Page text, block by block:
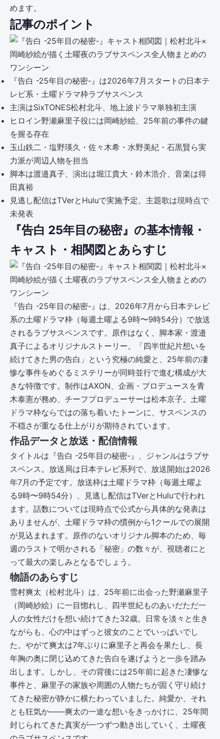
めます。
記事のポイント
『告白 -25年目の秘密-』は2026年7月スタートの日本テ
レビ系・土曜ドラマ枠ラブサスペンス
主演はSixTONES松村北斗、地上波ドラマ単独初主演
ヒロイン野瀬麻里子役には岡崎紗絵、25年前の事件の鍵
を握る存在
玉山鉄二・塩野瑛久・佐々木希・水野美紀・石黒賢ら実
力派が周辺人物を担当
脚本は渡邉真子、演出は堀江貴大・鈴木浩介、音楽は得
田真裕
見逃し配信はTVerとHuluで実施予定、主題歌は現時点で
未発表
『告白 25年目の秘密』の基本情報・
キャスト・相関図とあらすじ
『告白 -25年目の秘密-』は、2026年7月から日本テレビ
系の土曜ドラマ枠（毎週土曜よる9時〜9時54分）で放送
されるラブサスペンスです。原作はなく、脚本家・渡邉
真子によるオリジナルストーリー。「四半世紀片想いを
続けてきた男の告白」という究極の純愛と、25年前の凄
惨な事件をめぐるミステリーが同時並行で進む構成が大
きな特徴です。制作はAXON、企画・プロデュースを青
木泰憲が務め、チーフプロデューサーは松本京子。土曜
ドラマ枠ならではの落ち着いたトーンに、サスペンスの
不穏さが重なる仕上がりが期待されています。
作品データと放送・配信情報
タイトルは『告白 -25年目の秘密-』、ジャンルはラブサ
スペンス。放送局は日本テレビ系列で、放送開始は2026
年7月の予定です。放送枠は土曜ドラマ枠（毎週土曜よ
る9時〜9時54分）、見逃し配信はTVerとHuluで行われ
ます。話数については現時点で公式から具体的な発表は
ありませんが、土曜ドラマ枠の慣例から1クールでの展開
が見込まれます。原作のないオリジナル脚本のため、毎
週のラストで明かされる「秘密」の数々が、視聴者にと
って最大の楽しみとなるでしょう。
物語のあらすじ
雪村爽太（松村北斗）は、25年前に出会った野瀬麻里子
（岡崎紗絵）に一目惚れし、四半世紀ものあいだただ一
人の女性だけを想い続けてきた32歳。日常を淡々と生き
ながらも、心の中はずっと彼女のことでいっぱいでし
た。やがて爽太は7年ぶりに麻里子と再会を果たし、長
年胸の奥に閉じ込めてきた告白を遂げようと一歩を踏み
出します。しかし、その背後には25年前に起きた凄惨な
事件と、麻里子の家族や周囲の人物たちが固く守り続け
てきた秘密が静かに横たわっていました。純愛か、それ
とも狂気か――爽太の一途な想いをきっかけに、25年間
封じられてきた真実が一つずつ動き出していく、土曜夜